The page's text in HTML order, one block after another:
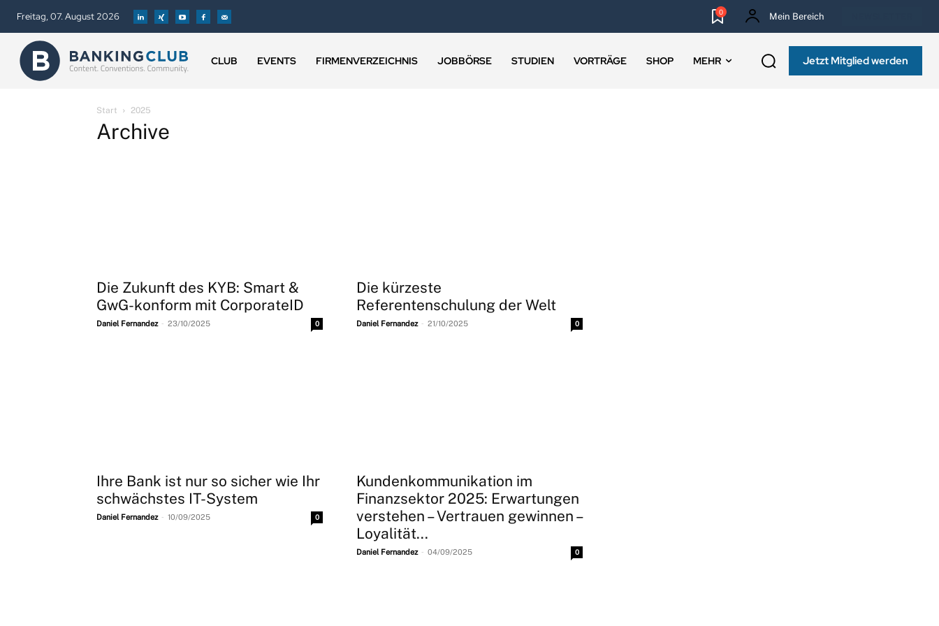
Freitag, 07. August 2026 0 Mein Bereich
CLUB EVENTS FIRMENVERZEICHNIS JOBBÖRSE STUDIEN VORTRÄGE SHOP MEHR Jetzt Mitglied werden
Start 2025
Archive
Die Zukunft des KYB: Smart &
GwG-konform mit CorporateID
Daniel Fernandez - 23/10/2025 0
Die kürzeste
Referentenschulung der Welt
Daniel Fernandez - 21/10/2025 0
Ihre Bank ist nur so sicher wie Ihr
schwächstes IT-System
Daniel Fernandez - 10/09/2025 0
Kundenkommunikation im
Finanzsektor 2025: Erwartungen
verstehen – Vertrauen gewinnen –
Loyalität...
Daniel Fernandez - 04/09/2025 0